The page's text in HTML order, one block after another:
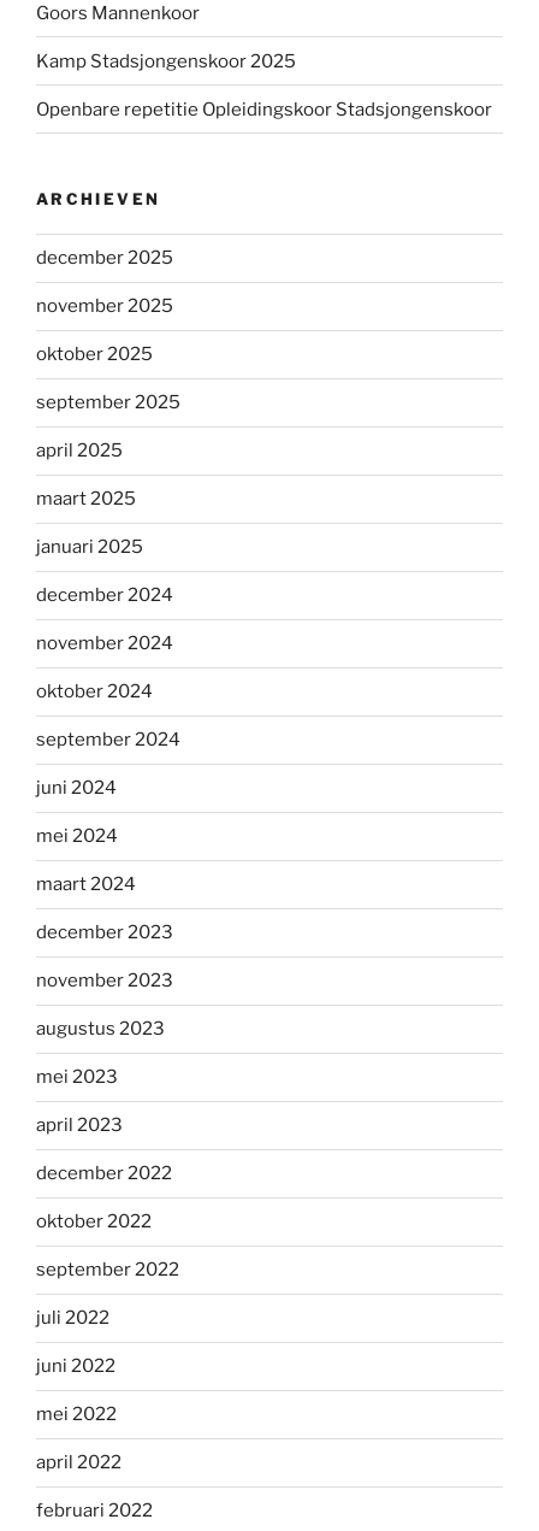
Goors Mannenkoor
Kamp Stadsjongenskoor 2025
Openbare repetitie Opleidingskoor Stadsjongenskoor
ARCHIEVEN
december 2025
november 2025
oktober 2025
september 2025
april 2025
maart 2025
januari 2025
december 2024
november 2024
oktober 2024
september 2024
juni 2024
mei 2024
maart 2024
december 2023
november 2023
augustus 2023
mei 2023
april 2023
december 2022
oktober 2022
september 2022
juli 2022
juni 2022
mei 2022
april 2022
februari 2022